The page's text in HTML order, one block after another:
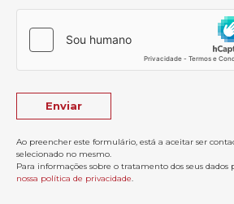
Ao preencher este formulário, está a aceitar ser
selecionado no mesmo.
Para informações sobre o tratamento dos seus dados
nossa política de privacidade.